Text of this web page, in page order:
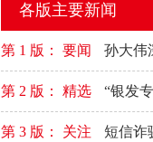
各版主要新闻
第 1 版： 要闻 孙大伟
第 2 版： 精选 “银发
第 3 版： 关注 短信诈